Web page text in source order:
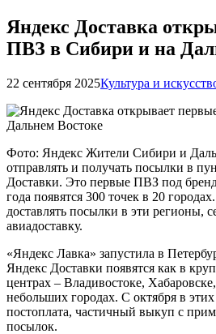
Яндекс Доставка
ПВЗ в Сибири и на
22 сентября 2025Культура и
Фото: Яндекс Жители Сибири и
отправлять и получать посылки в
Доставки. Это первые ПВЗ под
года появятся 300 точек в 20
доставлять посылки в эти регионы,
авиадоставку.
«Яндекс Лавка» запустила в
Яндекс Доставки появятся как в
центрах – Владивостоке,
небольших городах. С октября в
постоплата, частичный выкуп с
посылок.